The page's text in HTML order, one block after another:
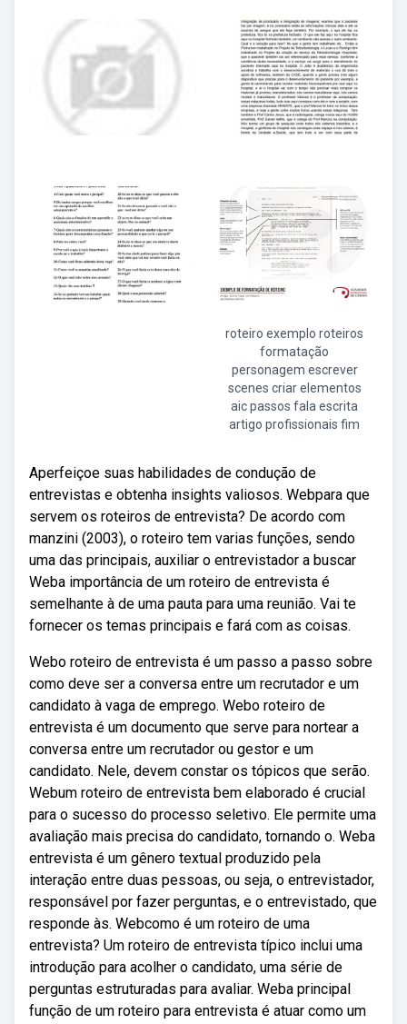
roteiro exemplo roteiros
formatação
personagem escrever
scenes criar elementos
aic passos fala escrita
artigo profissionais fim
Aperfeiçoe suas habilidades de condução de
entrevistas e obtenha insights valiosos. Webpara que
servem os roteiros de entrevista? De acordo com
manzini (2003), o roteiro tem varias funções, sendo
uma das principais, auxiliar o entrevistador a buscar
Weba importância de um roteiro de entrevista é
semelhante à de uma pauta para uma reunião. Vai te
fornecer os temas principais e fará com as coisas.
Webo roteiro de entrevista é um passo a passo sobre
como deve ser a conversa entre um recrutador e um
candidato à vaga de emprego. Webo roteiro de
entrevista é um documento que serve para nortear a
conversa entre um recrutador ou gestor e um
candidato. Nele, devem constar os tópicos que serão.
Webum roteiro de entrevista bem elaborado é crucial
para o sucesso do processo seletivo. Ele permite uma
avaliação mais precisa do candidato, tornando o. Weba
entrevista é um gênero textual produzido pela
interação entre duas pessoas, ou seja, o entrevistador,
responsável por fazer perguntas, e o entrevistado, que
responde às. Webcomo é um roteiro de uma
entrevista? Um roteiro de entrevista típico inclui uma
introdução para acolher o candidato, uma série de
perguntas estruturadas para avaliar. Weba principal
função de um roteiro para entrevista é atuar como um